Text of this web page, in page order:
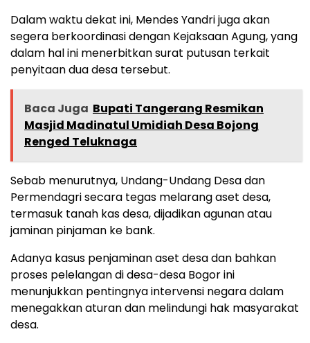
Dalam waktu dekat ini, Mendes Yandri juga akan
segera berkoordinasi dengan Kejaksaan Agung, yang
dalam hal ini menerbitkan surat putusan terkait
penyitaan dua desa tersebut.
Baca Juga Bupati Tangerang Resmikan
Masjid Madinatul Umidiah Desa Bojong
Renged Teluknaga
Sebab menurutnya, Undang-Undang Desa dan
Permendagri secara tegas melarang aset desa,
termasuk tanah kas desa, dijadikan agunan atau
jaminan pinjaman ke bank.
Adanya kasus penjaminan aset desa dan bahkan
proses pelelangan di desa-desa Bogor ini
menunjukkan pentingnya intervensi negara dalam
menegakkan aturan dan melindungi hak masyarakat
desa.